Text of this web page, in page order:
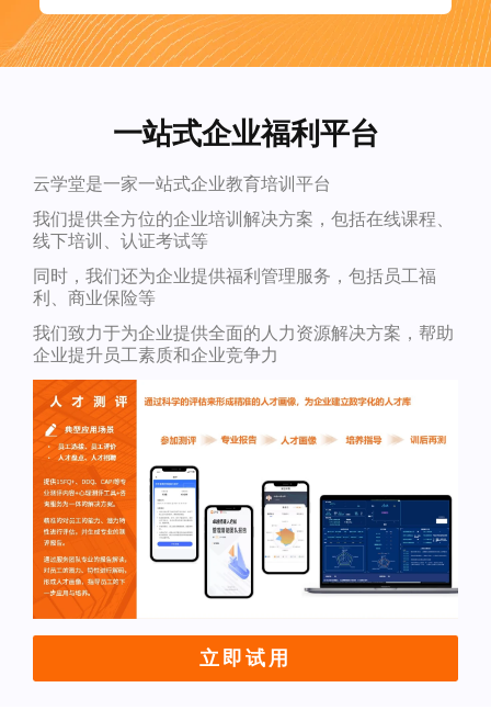
一站式企业福利平台
云学堂是一家一站式企业教育培训平台
我们提供全方位的企业培训解决方案，包括在线课程、
线下培训、认证考试等
同时，我们还为企业提供福利管理服务，包括员工福
利、商业保险等
我们致力于为企业提供全面的人力资源解决方案，帮助
企业提升员工素质和企业竞争力
立即试用